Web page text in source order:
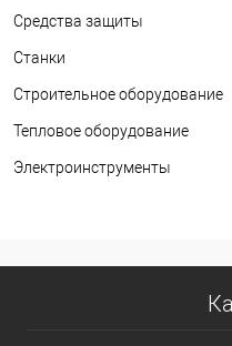
Средства защиты
Станки
Строительное оборудование
Тепловое оборудование
Электроинструменты